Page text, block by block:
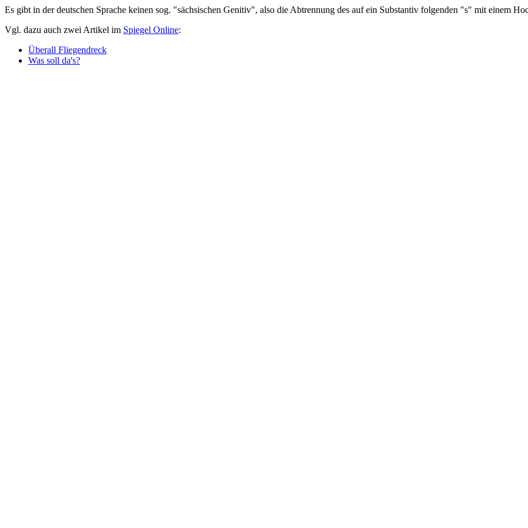
Es gibt in der deutschen Sprache keinen sog. "sächsischen Genitiv", also die Abtrennung des auf ein Substantiv folgenden "s" mit einem
Vgl. dazu auch zwei Artikel im Spiegel Online:
Überall Fliegendreck
Was soll da's?